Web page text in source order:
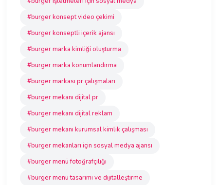
#burger konsept video çekimi
#burger konseptli içerik ajansı
#burger marka kimliği oluşturma
#burger marka konumlandırma
#burger markası pr çalışmaları
#burger mekanı dijital pr
#burger mekanı dijital reklam
#burger mekanı kurumsal kimlik çalışması
#burger mekanları için sosyal medya ajansı
#burger menü fotoğrafçılığı
#burger menü tasarımı ve dijitalleştirme